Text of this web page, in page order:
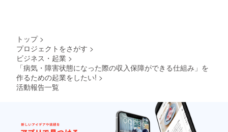
トップ >
プロジェクトをさがす >
ビジネス・起業 >
「病気・障害状態になった際の収入保障ができる仕組み」を
作るための起業をしたい! >
活動報告一覧